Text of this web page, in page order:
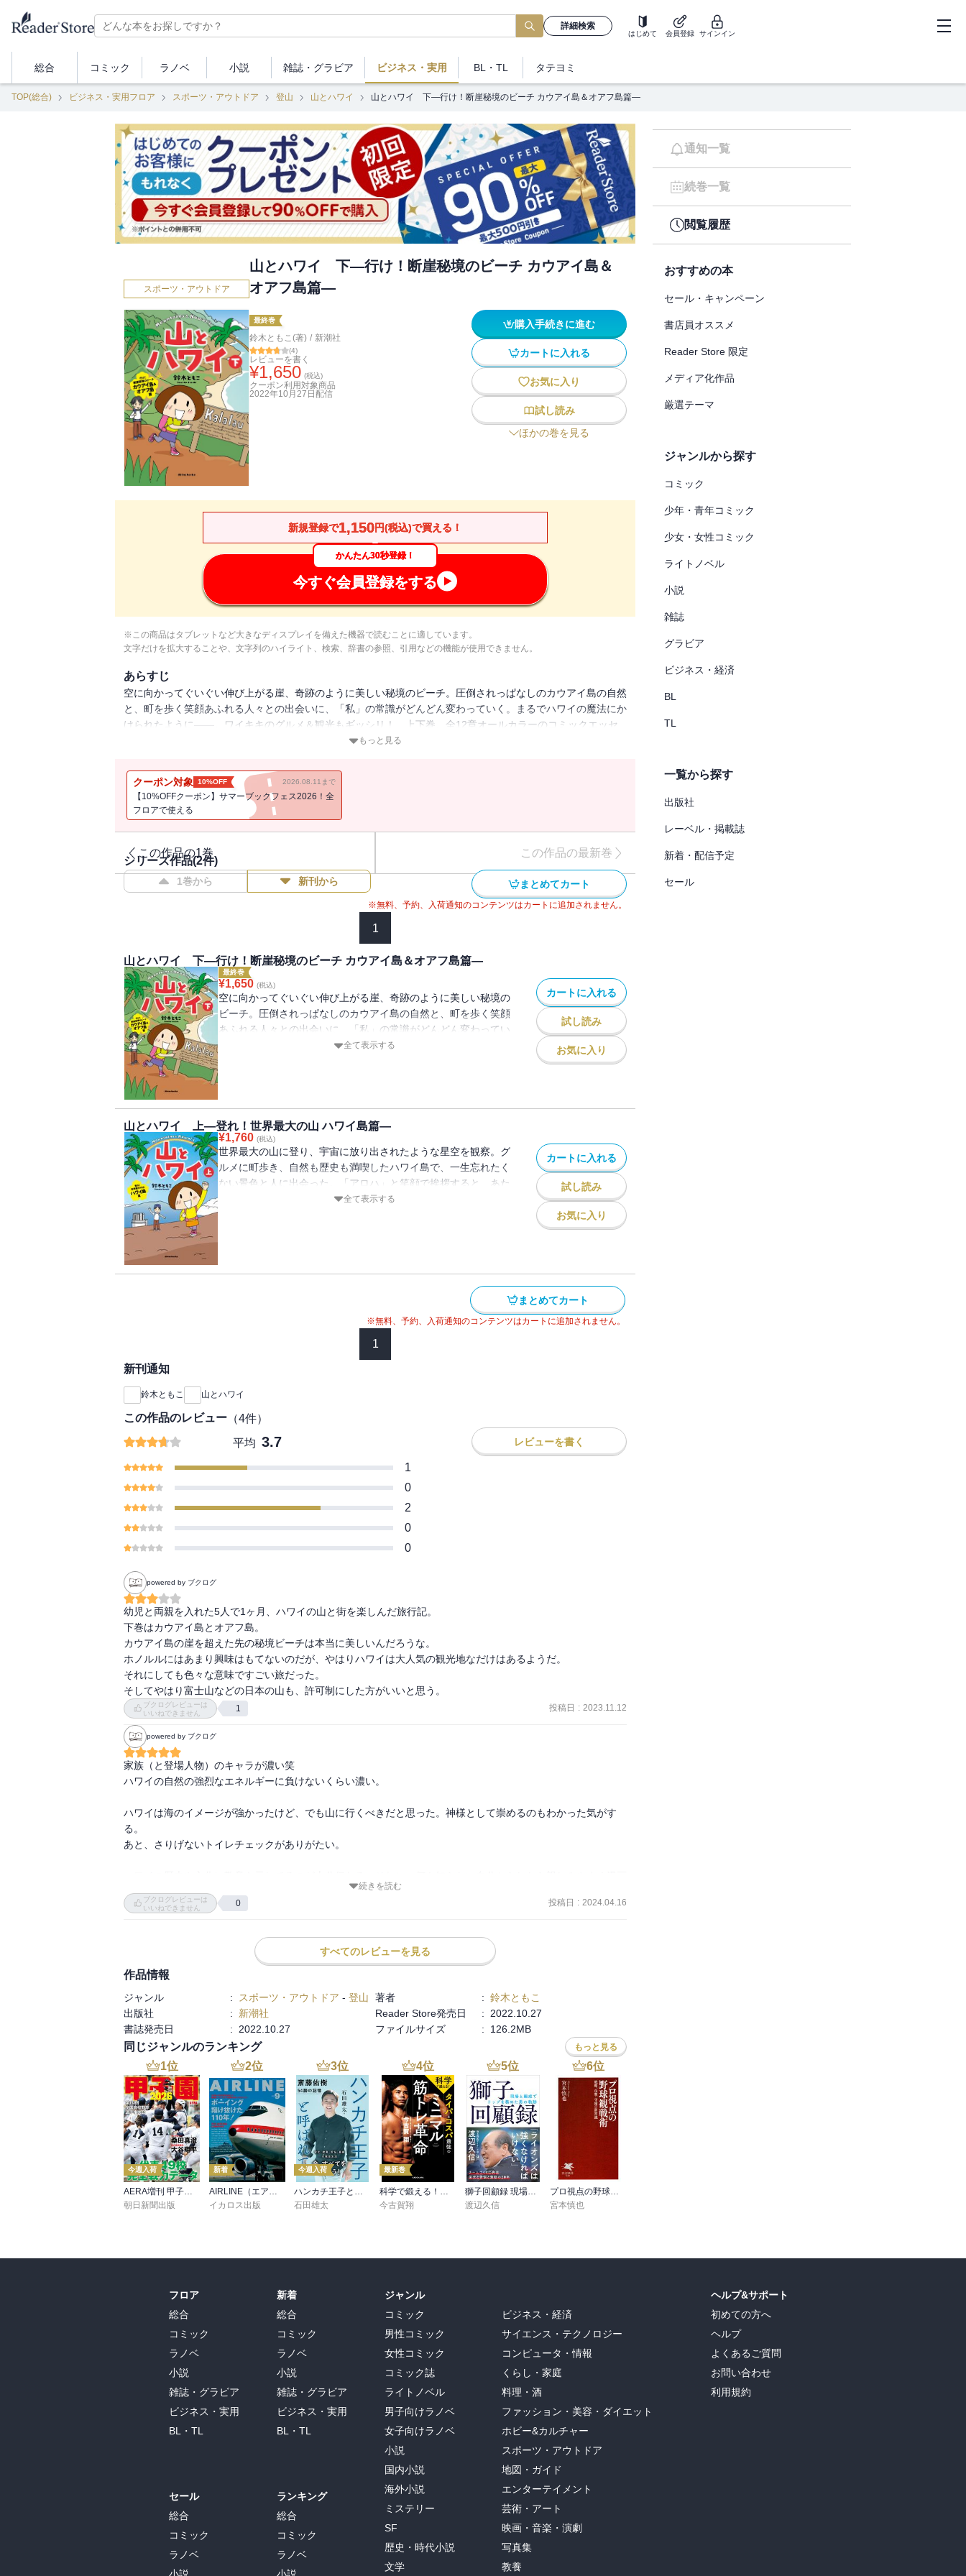
詳細検索
はじめて 会員登録 サインイン
総合 コミック ラノベ 小説 雑誌・ グラビア ビジネス ・実用 BL・TL タテヨミ
TOP(総合) ビジネス・実用フロア スポーツ・アウトドア 登山 山とハワイ 山とハワイ 下―行け！断崖秘境のビーチ カウアイ島＆オアフ島篇―
スポーツ・アウトドア
山とハワイ 下―行け！断崖秘境のビーチ カウアイ島＆
オアフ島篇―
最終巻
鈴木ともこ(著) / 新潮社
(4)
レビューを書く
¥1,650 (税込)
クーポン利用対象商品
2022年10月27日 配信
購入手続きに進む
カートに入れる
お気に入り
試し読み
ほかの巻を見る
新規登録で1,150円(税込)で買える！
かんたん30秒登録！
今すぐ会員登録をする
※この商品はタブレットなど大きなディスプレイを備えた機器で読むことに適しています。
文字だけを拡大することや、文字列のハイライト、検索、辞書の参照、引用などの機能が使用できません。
あらすじ
空に向かってぐいぐい伸び上がる崖、奇跡のように美しい秘境のビーチ。圧倒されっぱなしのカウアイ島の自然
と、町を歩く笑顔あふれる人々との出会いに、「私」の常識がどんどん変わっていく。まるでハワイの魔法にか
けられたように――。ワイキキのグルメ＆観光もギッシリ！ 上下巻、全12章オールカラーのコミックエッセ
もっと見る
クーポン対象 10%OFF 2026.08.11まで
【10%OFFクーポン】サマーブックフェス2026！全
フロアで使える
この作品の1巻 この作品の最新巻
シリーズ作品(2件)
1巻から 新刊から まとめてカート
※無料、予約、入荷通知のコンテンツはカートに追加されません。
1
山とハワイ 下―行け！断崖秘境のビーチ カウアイ島＆オアフ島篇―
最終巻
¥1,650 (税込)
空に向かってぐいぐい伸び上がる崖、奇跡のように美しい秘境の
ビーチ。圧倒されっぱなしのカウアイ島の自然と、町を歩く笑顔
あふれる人々との出会いに、「私」の常識がどんどん変わってい
く。まるでハワイの魔法にかけられたように――。ワイキキのグ
全て表示する
カートに入れる
試し読み
お気に入り
山とハワイ 上―登れ！世界最大の山 ハワイ島篇―
¥1,760 (税込)
世界最大の山に登り、宇宙に放り出されたような星空を観察。グ
ルメに町歩き、自然も歴史も満喫したハワイ島で、一生忘れたく
ない景色と人に出会った。「アロハ」と笑顔で挨拶すると、あた
たかい気持ちになるのはなぜだろう？ いるだけでハッピーにな
全て表示する
カートに入れる
試し読み
お気に入り
まとめてカート
※無料、予約、入荷通知のコンテンツはカートに追加されません。
1
新刊通知
鈴木ともこ 山とハワイ
この作品のレビュー （4件）
平均 3.7 レビューを書く
1
0
2
0
0
powered by ブクログ
幼児と両親を入れた5人で1ヶ月、ハワイの山と街を楽しんだ旅行記。
下巻はカウアイ島とオアフ島。
カウアイ島の崖を超えた先の秘境ビーチは本当に美しいんだろうな。
ホノルルにはあまり興味はもてないのだが、やはりハワイは大人気の観光地なだけはあるようだ。
それにしても色々な意味ですごい旅だった。
そしてやはり富士山などの日本の山も、許可制にした方がいいと思う。
ブクログレビューは
いいねできません
1 投稿日 : 2023.11.12
powered by ブクログ
家族（と登場人物）のキャラが濃い笑
ハワイの自然の強烈なエネルギーに負けないくらい濃い。
ハワイは海のイメージが強かったけど、でも山に行くべきだと思った。神様として崇めるのもわかった気がす
る。
あと、さりげないトイレチェックがありがたい。
にしてくれているので分かりやすかった。
続きを読む
ブクログレビューは
いいねできません
0 投稿日 : 2024.04.16
すべてのレビューを見る
作品情報
ジャンル : スポーツ・アウトドア - 登山 著者 : 鈴木ともこ
出版社
: 新潮社 Reader Store発売日 :
2022.10.27
書誌発売日
: 2022.10.27 ファイルサイズ : 126.2MB
同じジャンルのランキング もっと見る
1位
今週入荷
AERA増刊 甲子園 2026
朝日新聞出版
2位
新着
AIRLINE（エアライン）2026年9月号
イカロス出版
3位
今週入荷
ハンカチ王子と呼ばれて 斎藤佑樹 54勝の記憶
石田雄太
4位
最新巻
科学で鍛える！ タイパとコスパ最強のミニマル筋トレ革命
今古賀翔
5位
獅子回顧録 現場と編成でトップを務めた男の軌跡
渡辺久信
6位
プロ視点の野球観戦術
宮本慎也
通知一覧
続巻一覧
閲覧履歴
おすすめの本
セール・キャンペーン
書店員オススメ
Reader Store 限定
メディア化作品
厳選テーマ
ジャンルから探す
コミック
少年・青年コミック
少女・女性コミック
ライトノベル
小説
雑誌
グラビア
ビジネス・経済
BL
TL
一覧から探す
出版社
レーベル・掲載誌
新着・配信予定
セール
フロア
総合
コミック
ラノベ
小説
雑誌・グラビア
ビジネス・実用
BL・TL
セール
総合
コミック
ラノベ
新着
総合
コミック
ラノベ
小説
雑誌・グラビア
ビジネス・実用
BL・TL
ランキング
総合
コミック
ラノベ
ジャンル
コミック
男性コミック
女性コミック
コミック誌
ライトノベル
男子向けラノベ
女子向けラノベ
小説
国内小説
海外小説
ミステリー
SF
歴史・時代小説
文学
ビジネス・経済
サイエンス・テクノロジー
コンピュータ・情報
くらし・家庭
料理・酒
ファッション・美容・ダイエット
ホビー&カルチャー
スポーツ・アウトドア
地図・ガイド
エンターテイメント
芸術・アート
映画・音楽・演劇
写真集
教養
ヘルプ&サポート
初めての方へ
ヘルプ
よくあるご質問
お問い合わせ
利用規約